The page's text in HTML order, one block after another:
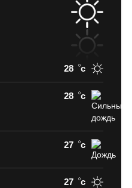
28 c
28 c
27 c
27 c